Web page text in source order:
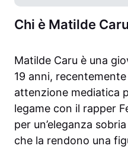
Chi è Matilde Caru
Matilde Caru è una
19 anni,
attenzione mediatica
legame con il rapper
per un’eleganza
che la rendono una